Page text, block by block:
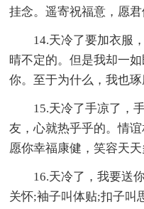
挂念。遥寄祝福意，愿
14.天冷了要加衣服
晴不定的。但是我却一
你。至于为什么，我也
15.天冷了手凉了，
友，心就热乎乎的。情
愿你幸福康健，笑容天天
16.天冷了，我要送
关怀;袖子叫体贴;扣子叫